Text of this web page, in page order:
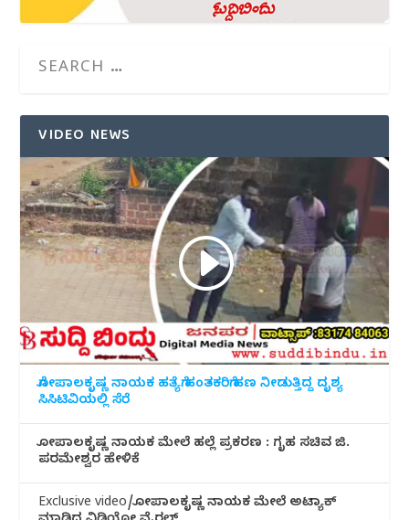
VIDEO NEWS
ಗೋಪಾಲಕೃಷ್ಣ ನಾಯಕ ಹತ್ಯೆಗೆ ಹಂತಕರಿಗೆ ಹಣ ನೀಡುತ್ತಿದ್ದ ದೃಶ್ಯ
ಸಿಸಿಟಿವಿಯಲ್ಲಿ ಸೆರೆ
ಗೋಪಾಲಕೃಷ್ಣ ನಾಯಕ ಮೇಲೆ ಹಲ್ಲೆ ಪ್ರಕರಣ : ಗೃಹ ಸಚಿವ ಜಿ.
ಪರಮೇಶ್ವರ ಹೇಳಿಕೆ
Exclusive video/ಗೋಪಾಲಕೃಷ್ಣ ನಾಯಕ ಮೇಲೆ ಅಟ್ಯಾಕ್